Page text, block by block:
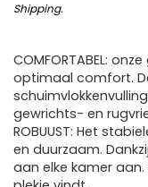
Shipping.
COMFORTABEL:
optimaal comfort.
gewrichts- en
ROBUUST: Het
en duurzaam.
aan elke kamer